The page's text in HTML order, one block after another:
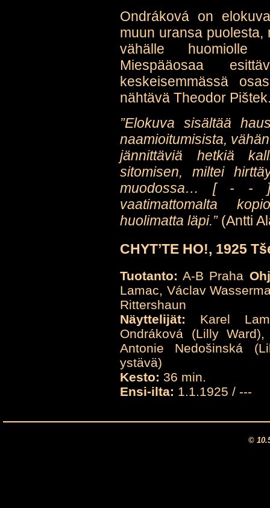
Ondráková on
muun uransa puolesta,
vähälle huomiolle
Miespääosaa
keskeisemmässä
nähtävä Theodor
”Elokuva sisältää
naamioitumisista,
jännittäviä hetkiä
sitomisen, miltei
muodossa… [ - - ]
vaatimattomalta
huolimatta läpi.”(Antti
CHYT’TE HO!, 1925
Tuotanto: A-B Praha
Lamac, Václav
Rittershaun
Näyttelijät: Karel
Ondráková (Lilly
Antonie Nedošinská
ystävä)
Kesto: 36 min.
Ensi-ilta: 1.1.1925 / ---
©